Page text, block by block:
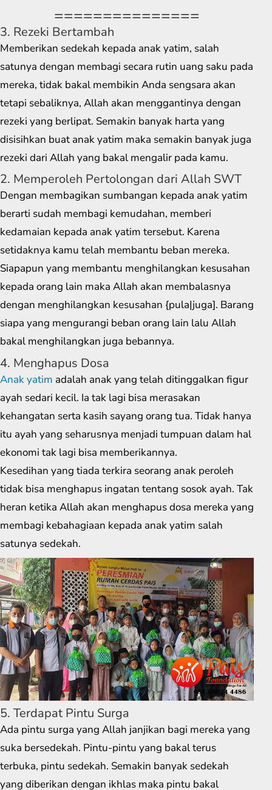
===============
3. Rezeki Bertambah
Memberikan sedekah kepada anak yatim, salah
satunya dengan membagi secara rutin uang saku pada
mereka, tidak bakal membikin Anda sengsara akan
tetapi sebaliknya, Allah akan menggantinya dengan
rezeki yang berlipat. Semakin banyak harta yang
disisihkan buat anak yatim maka semakin banyak juga
rezeki dari Allah yang bakal mengalir pada kamu.
2. Memperoleh Pertolongan dari Allah SWT
Dengan membagikan sumbangan kepada anak yatim
berarti sudah membagi kemudahan, memberi
kedamaian kepada anak yatim tersebut. Karena
setidaknya kamu telah membantu beban mereka.
Siapapun yang membantu menghilangkan kesusahan
kepada orang lain maka Allah akan membalasnya
dengan menghilangkan kesusahan {pula|juga]. Barang
siapa yang mengurangi beban orang lain lalu Allah
bakal menghilangkan juga bebannya.
4. Menghapus Dosa
Anak yatim adalah anak yang telah ditinggalkan figur
ayah sedari kecil. Ia tak lagi bisa merasakan
kehangatan serta kasih sayang orang tua. Tidak hanya
itu ayah yang seharusnya menjadi tumpuan dalam hal
ekonomi tak lagi bisa memberikannya.
Kesedihan yang tiada terkira seorang anak peroleh
tidak bisa menghapus ingatan tentang sosok ayah. Tak
heran ketika Allah akan menghapus dosa mereka yang
membagi kebahagiaan kepada anak yatim salah
satunya sedekah.
5. Terdapat Pintu Surga
Ada pintu surga yang Allah janjikan bagi mereka yang
suka bersedekah. Pintu-pintu yang bakal terus
terbuka, pintu sedekah. Semakin banyak sedekah
yang diberikan dengan ikhlas maka pintu bakal